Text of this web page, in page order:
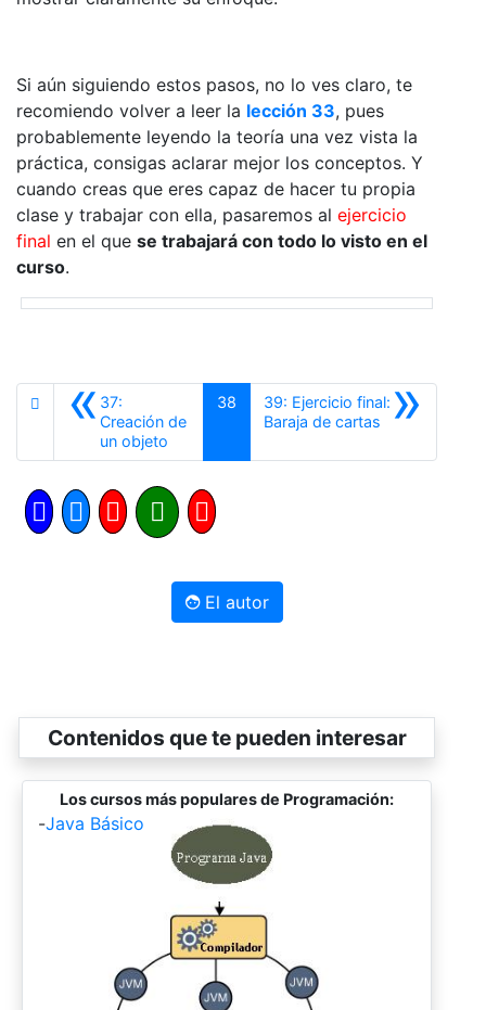
Si aún siguiendo estos pasos, no lo ves claro, te
recomiendo volver a leer la lección 33, pues
probablemente leyendo la teoría una vez vista la
práctica, consigas aclarar mejor los conceptos. Y
cuando creas que eres capaz de hacer tu propia
clase y trabajar con ella, pasaremos al ejercicio
final en el que se trabajará con todo lo visto en el
curso.
«37:
Creación de
un objeto
38 »
39: Ejercicio final:
Baraja de cartasSiguiente
El autor
Contenidos que te pueden interesar
Los cursos más populares de Programación:
-Java Básico